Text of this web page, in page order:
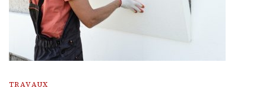
TRAVAUX